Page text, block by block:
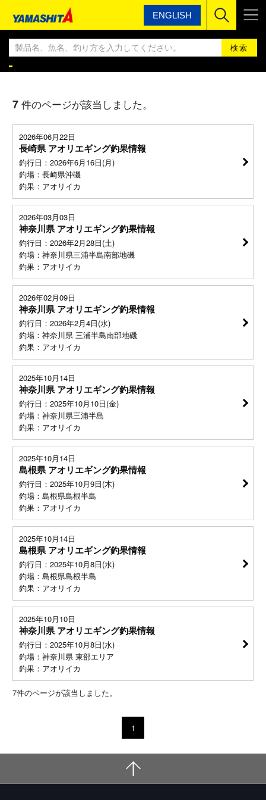
ENGLISH
ヤマシタ ヤマシタ釣果情報BLOG
ヤマシタ釣果情報
7 件のページが該当しました。
2026年06月22日
長崎県 アオリエギング釣果情報
釣行日：2026年6月16日(月)
釣場：長崎県沖磯
釣果：アオリイカ
2026年03月03日
神奈川県 アオリエギング釣果情報
釣行日：2026年2月28日(土)
釣場：神奈川県三浦半島南部地磯
釣果：アオリイカ
2026年02月09日
神奈川県 アオリエギング釣果情報
釣行日：2026年2月4日(水)
釣場：神奈川県 三浦半島南部地磯
釣果：アオリイカ
2025年10月14日
神奈川県 アオリエギング釣果情報
釣行日：2025年10月10日(金)
釣場：神奈川県三浦半島
釣果：アオリイカ
2025年10月14日
島根県 アオリエギング釣果情報
釣行日：2025年10月9日(木)
釣場：島根県島根半島
釣果：アオリイカ
2025年10月14日
島根県 アオリエギング釣果情報
釣行日：2025年10月8日(水)
釣場：島根県島根半島
釣果：アオリイカ
2025年10月10日
神奈川県 アオリエギング釣果情報
釣行日：2025年10月8日(水)
釣場：神奈川県 東部エリア
釣果：アオリイカ
7件のページが該当しました。
1